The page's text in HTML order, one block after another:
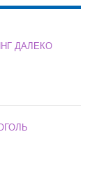
ДАЛЕКО